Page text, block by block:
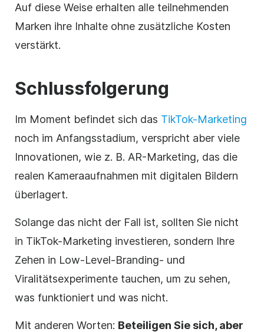
Auf diese Weise erhalten alle teilnehmenden
Marken ihre Inhalte ohne zusätzliche Kosten
verstärkt.
Schlussfolgerung
Im Moment befindet sich das TikTok-Marketing
noch im Anfangsstadium, verspricht aber viele
Innovationen, wie z. B. AR-Marketing, das die
realen Kameraaufnahmen mit digitalen Bildern
überlagert.
Solange das nicht der Fall ist, sollten Sie nicht
in TikTok-Marketing investieren, sondern Ihre
Zehen in Low-Level-Branding- und
Viralitätsexperimente tauchen, um zu sehen,
was funktioniert und was nicht.
Mit anderen Worten: Beteiligen Sie sich, aber